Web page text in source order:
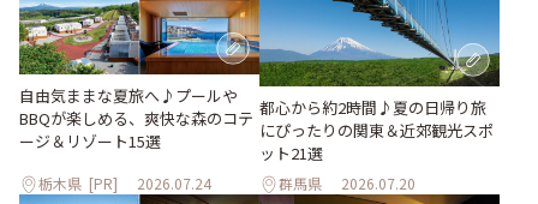
自由気ままな夏旅へ♪プールや
BBQが楽しめる、爽快な森のコテ
ージ＆リゾート15選
栃木県 [PR] 2026.07.24
都心から約2時間♪夏の日帰り旅
にぴったりの関東＆近郊観光スポ
ット21選
群馬県 2026.07.20